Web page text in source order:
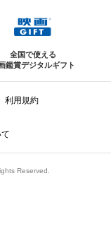
全国で使える
鑑賞デジタルギフト
利用規約
Reserved.